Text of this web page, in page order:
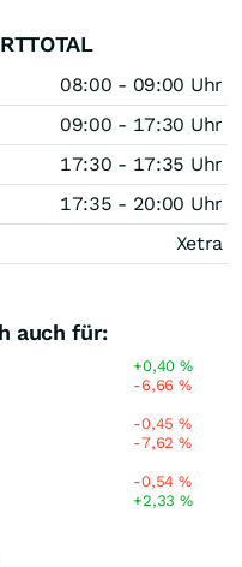
08:00 - 09:00 Uhr
09:00 - 17:30 Uhr
17:30 - 17:35 Uhr
17:35 - 20:00 Uhr
Xetra
auch für:
+0,40%
-6,66%
-0,45%
-7,62%
-0,54%
+2,33%